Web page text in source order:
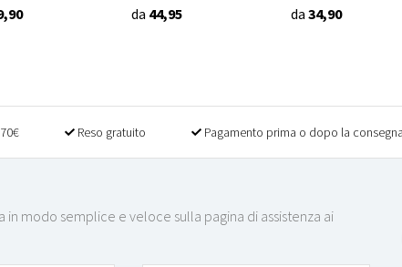
da 44,95 da 34,90
Reso gratuito Pagamento prima o dopo la consegna
in modo semplice e veloce sulla pagina di assistenza ai